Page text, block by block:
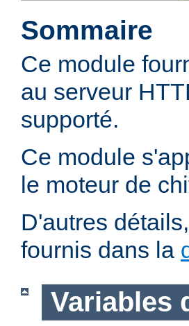
Sommaire
Ce module
au serveur
supporté.
Ce module
le moteur de
D'autres
fournis dans la
Variables